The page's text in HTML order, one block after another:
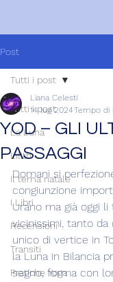
Post
Tutti i post
La Luna
Lilith
Il tema natale
I Libri
Recensioni
Transiti
Pratiche Yoga
Tutti i post
YOD – GLI
PASSAGGI
Liana Celesti
14 lug 2024Tempo di
Domani si
congiunzione
Urano ma già oggi
vicinissimi, tanto
unico di vertice in
la Luna in Bilancia
segno, forma con